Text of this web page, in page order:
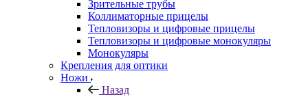
Зрительные трубы
Коллиматорные прицелы
Тепловизоры и цифровые прицелы
Тепловизоры и цифровые монокуляры
Монокуляры
Крепления для оптики
Ножи
Назад